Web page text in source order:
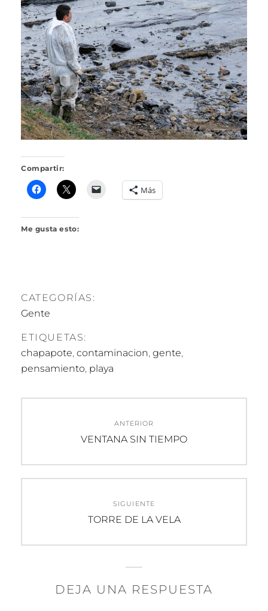
J
A
R
I
L
L
O
Compartir:
Más
Me gusta esto:
CATEGORÍAS:
Gente
ETIQUETAS:
chapapote, contaminacion, gente,
pensamiento, playa
entradas
ANTERIOR
Entrada
VENTANA SIN TIEMPO
SIGUIENTE
Entrada
TORRE DE LA VELA
DEJA UNA RESPUESTA